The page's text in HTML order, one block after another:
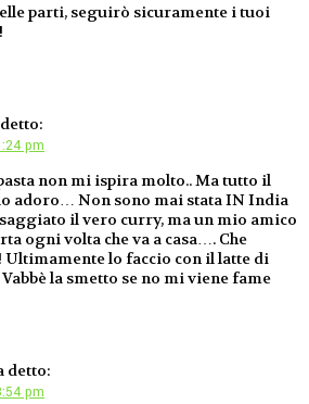
parti, seguirò sicuramente i tuoi
pm
non mi ispira molto.. Ma tutto il
adoro… Non sono mai stata IN India
il vero curry, ma un mio amico
ogni volta che va a casa…. Che
lo faccio con il latte di
la smetto se no mi viene fame
detto:
pm